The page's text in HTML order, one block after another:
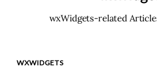
wxWidgets-related
WXWIDGETS